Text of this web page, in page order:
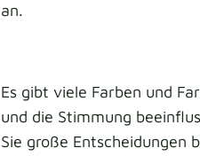
an.
Es gibt viele Farben und
und die Stimmung
Sie große Entscheidungen